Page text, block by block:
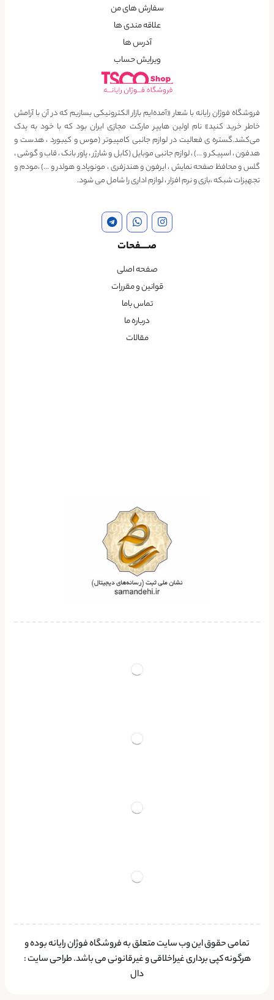
سفارش های من
علاقه مندی ها
آدرس ها
ویرایش حساب
فروشگاه فوژان رایانه با شعار «آمده‌ایم بازار الکترونیکی بسازیم که در آن با آرامش
خاطر خرید کنید» نام اولین هایپر مارکت مجازی ایران بود که با خود به یدک
می‌کشد.گستره ی فعالیت در لوازم جانبی کامپیوتر (موس و کیبورد ، هدست و
هدفون ، اسپیکر و …) ، لوازم جانبی موبایل (کابل و شارژر ، پاور بانک ، قاب و گوشی ،
گلس و محافظ صفحه نمایش ، ایرفون و هندزفری ، مونوپاد و هولدر و …) ،مودم و
تجهیزات شبکه ،بازی و نرم افزار ، لوازم اداری را شامل می شود.
صــــفحات
صفحه اصلی
قوانین و مقررات
تماس باما
درباره ما
مقالات
تمامی حقوق این وب سایت متعلق به فروشگاه فوژان رایانه بوده و
هرگونه کپی برداری غیراخلاقی و غیرقانونی می باشد.طراحی سایت:
دال